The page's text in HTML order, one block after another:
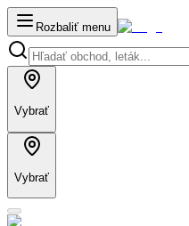
Rozbaliť menu
Vybrať
Vybrať